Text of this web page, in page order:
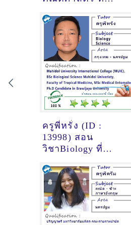
ครูพี่หรั่ง (ID :
13998) สอน
วิชาBiology ที่